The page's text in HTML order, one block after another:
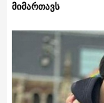
მიმართავს